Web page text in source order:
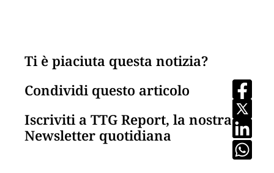
Ti è piaciuta questa notizia?
Condividi questo articolo
Iscriviti a TTG Report, la nostra
Newsletter quotidiana